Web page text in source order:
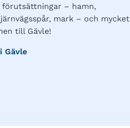
förutsättningar – hamn,
mark – och mycket
till Gävle!
Gävle